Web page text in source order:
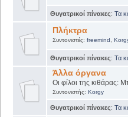
Θυγατρικοί πίνακες: Τα
Πλήκτρα
Συντονιστές: freemind
Θυγατρικοί πίνακες: Τα
Άλλα όργανα
Οι φίλοι της κιθάρας:
Συντονιστής: Korgy
Θυγατρικοί πίνακες: Τα